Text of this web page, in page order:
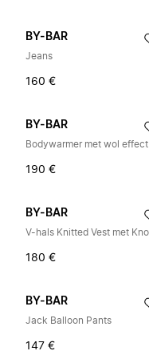
BY-BAR
Jeans
160 €
BY-BAR
Bodywarmer met wol effect
190 €
BY-BAR
180 €
BY-BAR
Jack Balloon Pants
147 €